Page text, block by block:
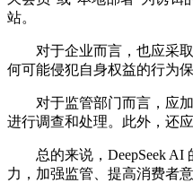
站。
对于企业而言，也应采取
何可能侵犯自身权益的行为
对于监管部门而言，应加
进行调查和处理。此外，还
总的来说，DeepSeek AI
力，加强监管、提高消费者